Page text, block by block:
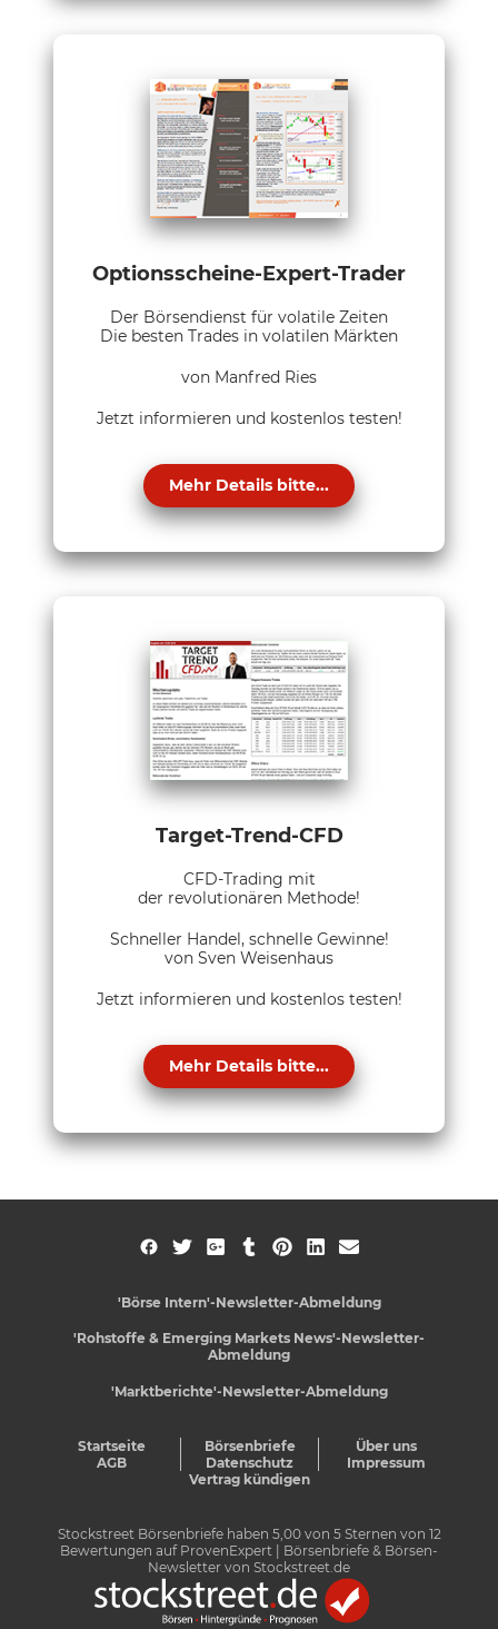
Optionsscheine-Expert-Trader
Der Börsendienst für volatile Zeiten
Die besten Trades in volatilen Märkten
von Manfred Ries
Jetzt informieren und kostenlos testen!
Mehr Details bitte...
Target-Trend-CFD
CFD-Trading mit
der revolutionären Methode!
Schneller Handel, schnelle Gewinne!
von Sven Weisenhaus
Jetzt informieren und kostenlos testen!
Mehr Details bitte...
'Börse Intern'-Newsletter-Abmeldung
'Rohstoffe & Emerging Markets News'-Newsletter-
Abmeldung
'Marktberichte'-Newsletter-Abmeldung
Startseite Börsenbriefe
Über uns
AGB
Datenschutz
Impressum
Vertrag kündigen
Stockstreet Börsenbriefe haben 5,00von 5Sternen von 12
Bewertungen auf ProvenExpert
| Börsenbriefe & Börsen-
Newsletter von Stockstreet.de